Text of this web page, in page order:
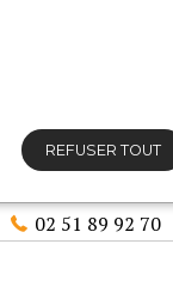
02 51 89 92 70
REFUSER TOUT